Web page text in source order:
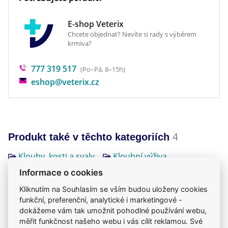
E-shop Veterix
Chcete objednat? Nevíte si rady s výběrem
krmiva?
777 319 517 (Po–Pá, 8–15h)
eshop@veterix.cz
Produkt také v těchto kategoriích 4
Klouby, kosti a svaly
Kloubní výživa
Léčiva, vitamíny a doplňky
Jsme zkušení veterináři
Informace o cookies
Kliknutím na Souhlasím se vším budou uloženy cookies
funkční, preferenční, analytické i marketingové -
dokážeme vám tak umožnit pohodlné používání webu,
měřit funkčnost našeho webu i vás cílit reklamou. Své